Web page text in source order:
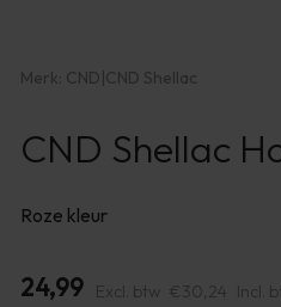
Merk: CND|CND Shellac
CND Shellac
Roze kleur
24,99 Excl. btw €30,24 Incl.